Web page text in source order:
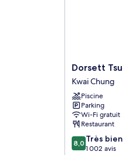
Dorsett
Tsuen
Wan,
Hong
Kong
Kwai
Chung
Dorsett
Kwai Chung
Piscine
Parking
Wi-Fi gratuit
Restaurant
8.0
sur
8,0 Très bien
1 002 avis